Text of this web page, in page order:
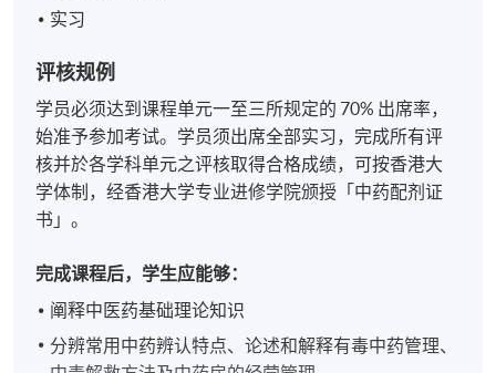
实习
评核规例
学员必须达到课程单元一至三所规定的 70% 出席率，
始准予参加考试。学员须出席全部实习，完成所有评
核并於各学科单元之评核取得合格成绩，可按香港大
学体制，经香港大学专业进修学院颁授「中药配剂证
书」。
完成课程后，学生应能够：
阐释中医药基础理论知识
分辨常用中药辨认特点、论述和解释有毒中药管理、